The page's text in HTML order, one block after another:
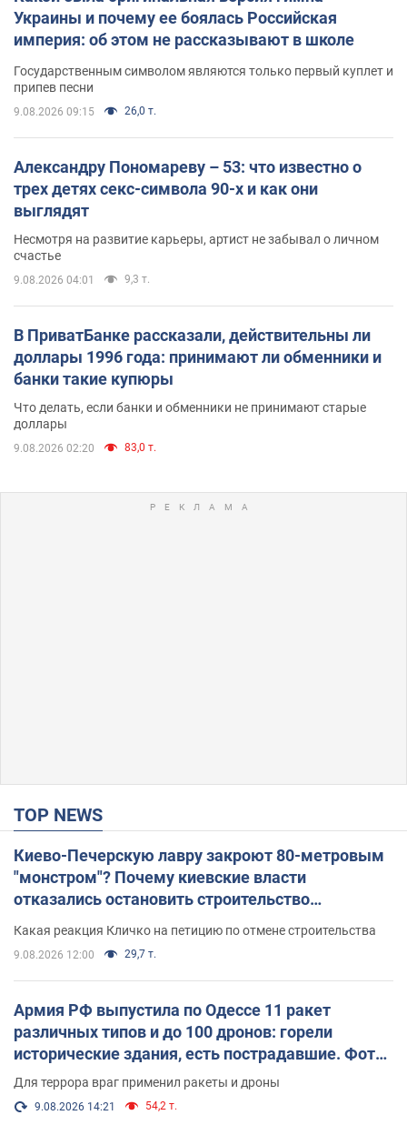
Украины и почему ее боялась Российская
империя: об этом не рассказывают в школе
Государственным символом являются только первый куплет и
припев песни
9.08.2026 09:15 26,0 т.
Александру Пономареву – 53: что известно о
трех детях секс-символа 90-х и как они
выглядят
Несмотря на развитие карьеры, артист не забывал о личном
счастье
9.08.2026 04:01 9,3 т.
В ПриватБанке рассказали, действительны ли
доллары 1996 года: принимают ли обменники и
банки такие купюры
Что делать, если банки и обменники не принимают старые
доллары
9.08.2026 02:20 83,0 т.
TOP NEWS
Киево-Печерскую лавру закроют 80-метровым
"монстром"? Почему киевские власти
отказались остановить строительство
Какая реакция Кличко на петицию по отмене строительства
9.08.2026 12:00 29,7 т.
Армия РФ выпустила по Одессе 11 ракет
различных типов и до 100 дронов: горели
исторические здания, есть пострадавшие. Фото
и видео
Для террора враг применил ракеты и дроны
9.08.2026 14:21 54,2 т.